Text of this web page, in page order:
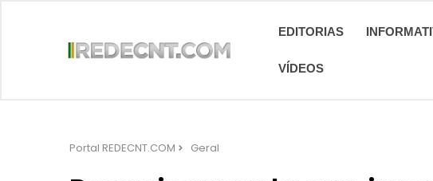
EDITORIAS
VÍDEOS
Portal REDECNT.COM Geral